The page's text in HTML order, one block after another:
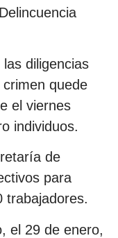
diligencias
quede
el viernes
individuos.
de
para
trabajadores.
el 29 de enero,